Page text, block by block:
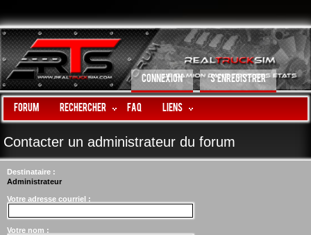
CONNEXION S’ENREGISTRER
Forum Rechercher FAQ LIENS
Contacter un administrateur du forum
Destinataire :
Administrateur
Votre adresse courriel :
Votre nom :